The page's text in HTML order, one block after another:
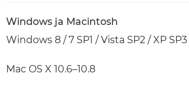
Windows ja Macintosh
Windows 8 / 7 SP1 / Vista SP2 / XP SP3
Mac OS X 10.6–10.8